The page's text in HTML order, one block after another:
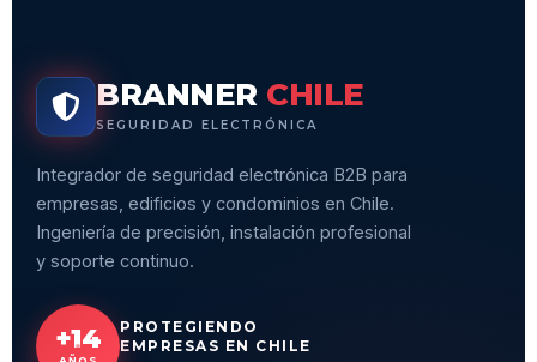
BRANNER CHILE
SEGURIDAD ELECTRÓNICA
Integrador de seguridad electrónica B2B para
empresas, edificios y condominios en Chile.
Ingeniería de precisión, instalación profesional
y soporte continuo.
+14
PROTEGIENDO
EMPRESAS EN CHILE